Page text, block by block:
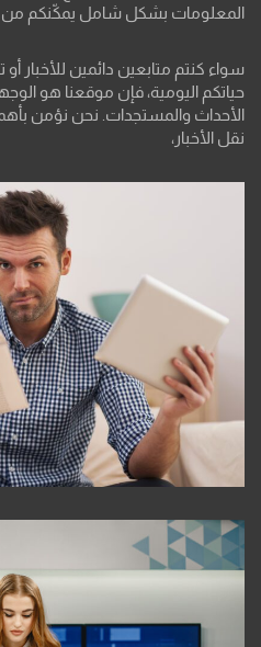
المعلومات بشكل شامل يمكّنكم من
سواء كنتم متابعين دائمين للأخبار
حياتكم اليومية، فإن موقعنا هو
الأحداث والمستجدات. نحن نؤمن
نقل الأخبار،